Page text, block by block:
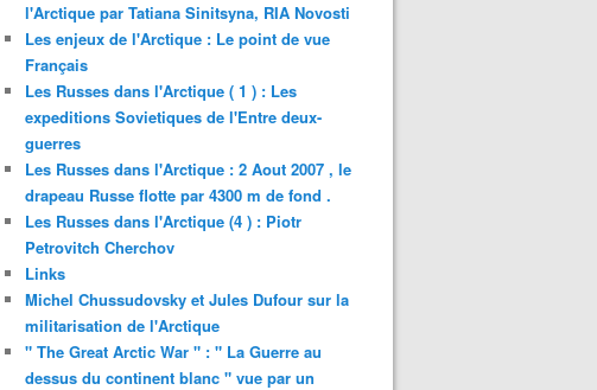
l'Arctique par Tatiana Sinitsyna, RIA Novosti
Les enjeux de l'Arctique : Le point de vue
Français
Les Russes dans l'Arctique ( 1 ) : Les
expeditions Sovietiques de l'Entre deux-
guerres
Les Russes dans l'Arctique : 2 Aout 2007 , le
drapeau Russe flotte par 4300 m de fond .
Les Russes dans l'Arctique (4 ) : Piotr
Petrovitch Cherchov
Links
Michel Chussudovsky et Jules Dufour sur la
militarisation de l'Arctique
" The Great Arctic War " : " La Guerre au
dessus du continent blanc " vue par un